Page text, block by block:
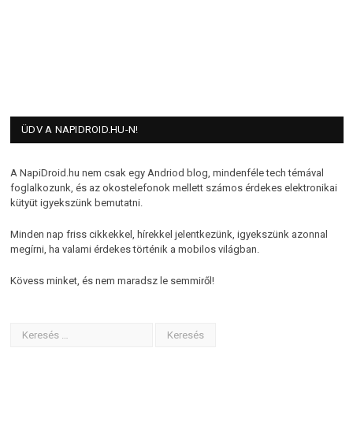
ÜDV A NAPIDROID.HU-N!
A NapiDroid.hu nem csak egy Andriod blog, mindenféle tech témával
foglalkozunk, és az okostelefonok mellett számos érdekes elektronikai
kütyüt igyekszünk bemutatni.
Minden nap friss cikkekkel, hírekkel jelentkezünk, igyekszünk azonnal
megírni, ha valami érdekes történik a mobilos világban.
Kövess minket, és nem maradsz le semmiről!